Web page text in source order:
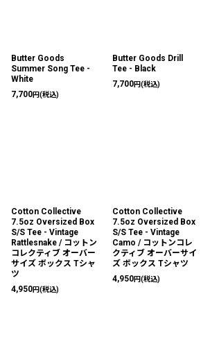
Butter Goods
Summer Song Tee -
White
7,700円(税込)
Butter Goods Drill
Tee - Black
7,700円(税込)
Cotton Collective
7.5oz Oversized Box
S/S Tee - Vintage
Rattlesnake / コットン
コレクティブ オーバー
サイズ ボックス Tシャ
ツ
4,950円(税込)
Cotton Collective
7.5oz Oversized Box
S/S Tee - Vintage
Camo / コットンコレ
クティブ オーバーサイ
ズ ボックス Tシャツ
4,950円(税込)